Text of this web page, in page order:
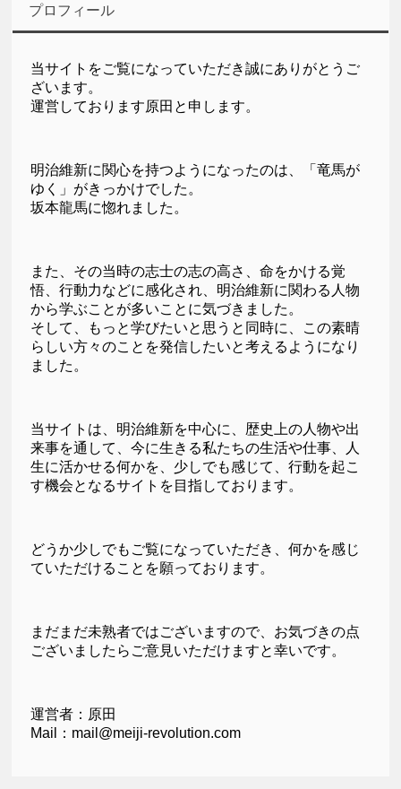
プロフィール
当サイトをご覧になっていただき誠にありがとうご
ざいます。
運営しております原田と申します。
明治維新に関心を持つようになったのは、「竜馬が
ゆく」がきっかけでした。
坂本龍馬に惚れました。
また、その当時の志士の志の高さ、命をかける覚
悟、行動力などに感化され、明治維新に関わる人物
から学ぶことが多いことに気づきました。
そして、もっと学びたいと思うと同時に、この素晴
らしい方々のことを発信したいと考えるようになり
ました。
当サイトは、明治維新を中心に、歴史上の人物や出
来事を通して、今に生きる私たちの生活や仕事、人
生に活かせる何かを、少しでも感じて、行動を起こ
す機会となるサイトを目指しております。
どうか少しでもご覧になっていただき、何かを感じ
ていただけることを願っております。
まだまだ未熟者ではございますので、お気づきの点
ございましたらご意見いただけますと幸いです。
運営者：原田
Mail：mail@meiji-revolution.com